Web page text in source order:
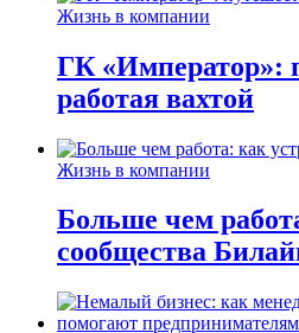
Жизнь в компании
ГК «Император»:
работая вахтой
Жизнь в компании
Больше чем
сообщества